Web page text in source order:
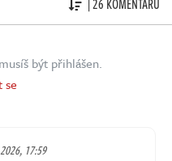
| 26 KOMENTÁŘŮ
být přihlášen.
se
17:59